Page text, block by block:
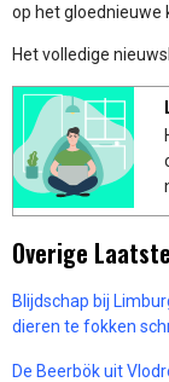
op het gloednieuwe
Het volledige
Overige
Blijdschap bij
dieren te fokken
De Beerbök uit